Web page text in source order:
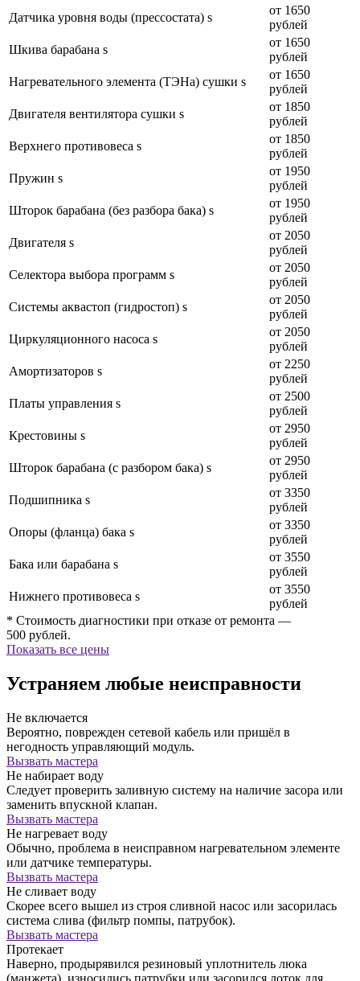
Датчика уровня воды (прессостата) s
от 1650
рублей
Шкива барабана s
от 1650
рублей
Нагревательного элемента (ТЭНа) сушки s
от 1650
рублей
Двигателя вентилятора сушки s
от 1850
рублей
Верхнего противовеса s
от 1850
рублей
Пружин s
от 1950
рублей
Шторок барабана (без разбора бака) s
от 1950
рублей
Двигателя s
от 2050
рублей
Селектора выбора программ s
от 2050
рублей
Системы аквастоп (гидростоп) s
от 2050
рублей
Циркуляционного насоса s
от 2050
рублей
Амортизаторов s
от 2250
рублей
Платы управления s
от 2500
рублей
Крестовины s
от 2950
рублей
Шторок барабана (с разбором бака) s
от 2950
рублей
Подшипника s
от 3350
рублей
Опоры (фланца) бака s
от 3350
рублей
Бака или барабана s
от 3550
рублей
Нижнего противовеса s
от 3550
рублей
* Стоимость диагностики при отказе от ремонта —
500 рублей.
Показать все цены
Устраняем любые неисправности
Не включается
Вероятно, поврежден сетевой кабель или пришёл в
негодность управляющий модуль.
Вызвать мастера
Не набирает воду
Следует проверить заливную систему на наличие засора или
заменить впускной клапан.
Вызвать мастера
Не нагревает воду
Обычно, проблема в неисправном нагревательном элементе
или датчике температуры.
Вызвать мастера
Не сливает воду
Скорее всего вышел из строя сливной насос или засорилась
система слива (фильтр помпы, патрубок).
Вызвать мастера
Протекает
Наверно, продырявился резиновый уплотнитель люка
(манжета), износились патрубки или засорился лоток для